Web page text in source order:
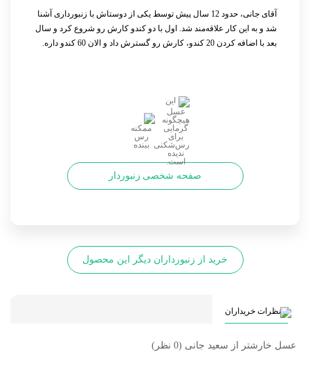
آقای جانی، حدود 12 سال پیش توسط یکی از دوستاش با زنبورداری آشنا
شد و به این کار علاقه‌مند شد. اول با دو کندو کارش رو شروع کرد و سال
بعد با اضافه کردن 20 کندو، کارش رو گسترش داد و الان 60 کندو داره.
صفحه شخصی زنبوردار
خرید از زنبورداران دیگر این محصول
نظرات خریداران
عسل خارشتر از سعید جانی (0 نظر)